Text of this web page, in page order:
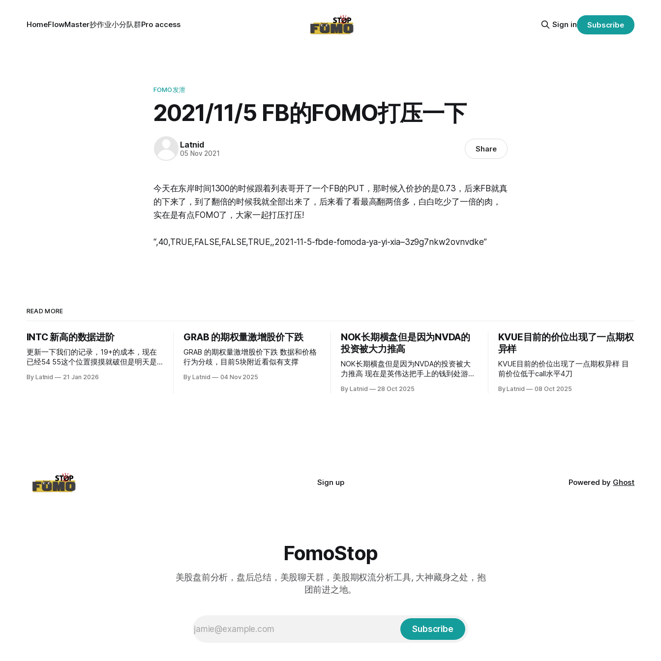
HomeFlowMaster抄作业小分队群Pro access Sign in Subscribe
FOMO发泄
2021/11/5 FB的FOMO打压一下
Latnid
05 Nov 2021 Share
今天在东岸时间1300的时候跟着列表哥开了一个FB的PUT，那时候入价抄的是0.73，后来FB就真
的下来了，到了翻倍的时候我就全部出来了，后来看了看最高翻两倍多，白白吃少了一倍的肉，
实在是有点FOMO了，大家一起打压打压!
“,40,TRUE,FALSE,FALSE,TRUE,,2021-11-5-fbde-fomoda-ya-yi-xia–3z9g7nkw2ovnvdke”
READ MORE
INTC 新高的数据进阶
更新一下我们的记录，19+的成本，现在
已经54 55这个位置摸摸就破但是明天是
而应该谨慎，数据很明显偏向多头，47的
By Latnid 21 Jan 2026
GRAB 的期权量激增股价下跌
GRAB 的期权量激增股价下跌 数据和价格
行为分歧，目前5块附近看似有支撑
By Latnid 04 Nov 2025
NOK长期横盘但是因为NVDA的
投资被大力推高
NOK长期横盘但是因为NVDA的投资被大
力推高 现在是英伟达把手上的钱到处游走
By Latnid 28 Oct 2025
KVUE目前的价位出现了一点期权
异样
KVUE目前的价位出现了一点期权异样 目
前价位低于call水平4刀
By Latnid 08 Oct 2025
Sign up Powered by Ghost
FomoStop
美股盘前分析，盘后总结，美股聊天群，美股期权流分析工具, 大神藏身之处，抱
团前进之地。
Subscribe